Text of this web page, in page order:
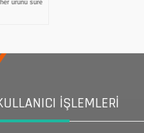
ürünü süre
İŞLEMLERİ